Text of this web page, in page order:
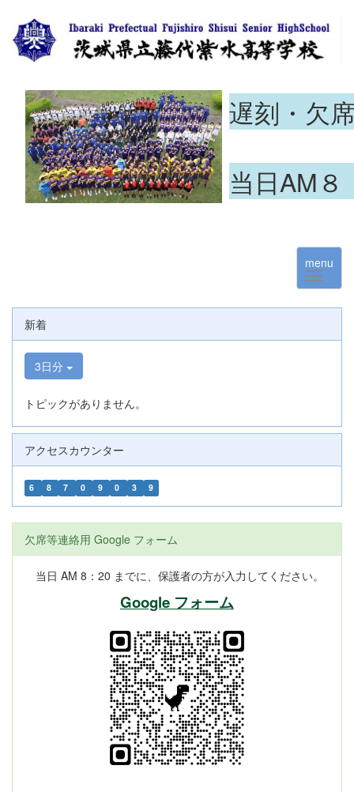
遅刻・欠
当日AM
menu
新着
3日分
トピックがありません。
アクセスカウンター
6 8 7 0 9 0 3 9
欠席等連絡用 Google フォーム
当日 AM 8：20 までに、保護者の方が入力してください。
Google フォーム